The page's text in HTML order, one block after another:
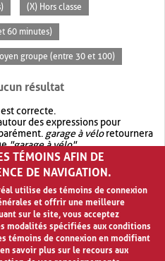
(X) Hors classe
60 minutes)
groupe (entre 30 et 100)
résultat
correcte.
des expressions pour
garage à véloretournera
"garage à vélo".
avec OR.garage OR vélo
résultat quegarage à vélo
TÉMOINS AFIN DE
DE NAVIGATION.
utilise des témoins de connexion
et offrir une meilleure
sur le site, vous acceptez
modalités spécifiées aux conditions
témoins de connexion en modifiant
savoir plus sur le recours aux